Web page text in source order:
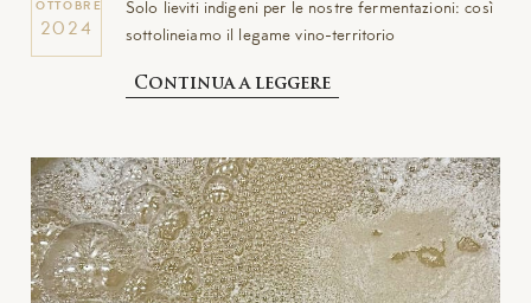
OTTOBRE
2024
Solo lieviti indigeni per le nostre fermentazioni: così
sottolineiamo il legame vino-territorio
Continua a leggere